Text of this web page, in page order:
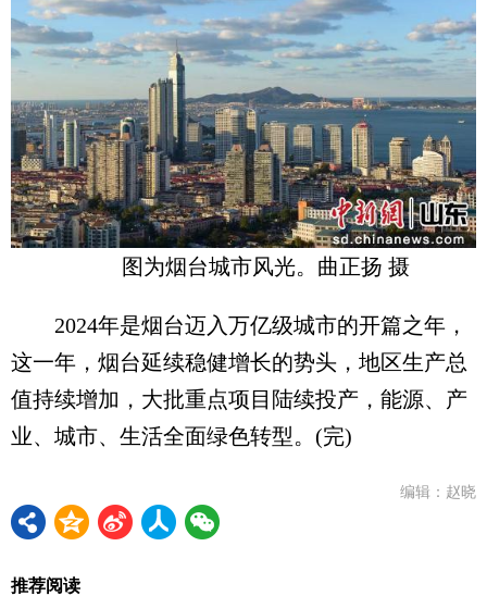
图为烟台城市风光。曲正扬 摄
2024年是烟台迈入万亿级城市的开篇之年，
这一年，烟台延续稳健增长的势头，地区生产总
值持续增加，大批重点项目陆续投产，能源、产
业、城市、生活全面绿色转型。(完)
编辑：赵晓
推荐阅读